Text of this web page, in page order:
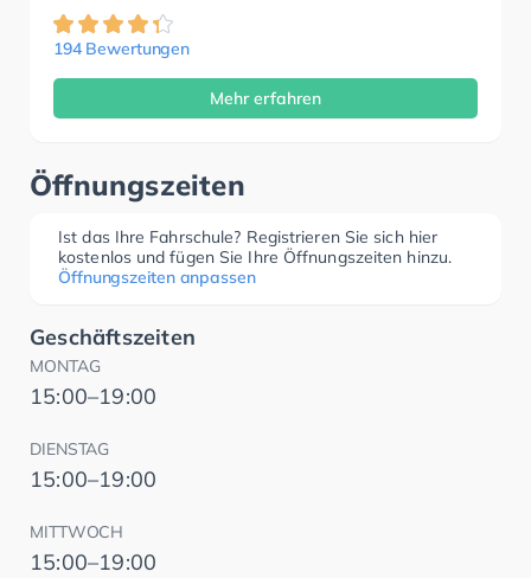
194 Bewertungen
Mehr erfahren
Öffnungszeiten
Ist das Ihre Fahrschule? Registrieren Sie sich hier
kostenlos und fügen Sie Ihre Öffnungszeiten hinzu.
Öffnungszeiten anpassen
Geschäftszeiten
MONTAG
15:00–19:00
DIENSTAG
15:00–19:00
MITTWOCH
15:00–19:00